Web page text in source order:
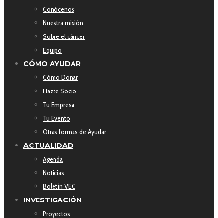
Conócenos
Nuestra misión
Sobre el cáncer
Equipo
CÓMO AYUDAR
Cómo Donar
Hazte Socio
Tu Empresa
Tu Evento
Otras formas de Ayudar
ACTUALIDAD
Agenda
Noticias
Boletín VEC
INVESTIGACIÓN
Proyectos